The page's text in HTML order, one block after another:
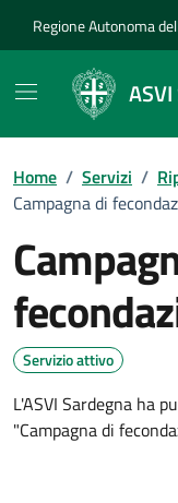
Regione Autonoma
Home / Servizi /
Campagna di
Dettagli
Servizio attivo
L'ASVI Sardegna ha
"Campagna di